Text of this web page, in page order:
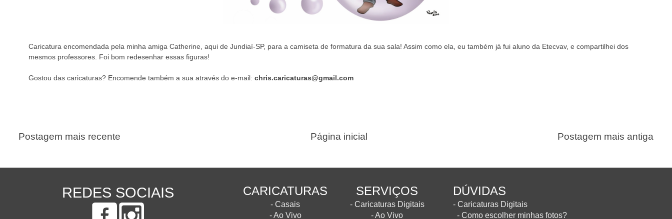
Caricatura encomendada pela minha amiga Catherine, aqui de Jundiaí-SP, para a camiseta de formatura da sua sala! Assim como ela, eu também já fui aluno da Etecvav, e compartilhei dos
mesmos professores. Foi bom redesenhar essas figuras!
Gostou das caricaturas? Encomende também a sua através do e-mail: chris.caricaturas@gmail.com
Postagem mais recente Postagem mais antiga
Página inicial
REDES SOCIAIS CARICATURAS
- Casais
- Ao Vivo
SERVIÇOS
- Caricaturas Digitais
- Ao Vivo
DÚVIDAS
- Caricaturas Digitais
- Como escolher minhas fotos?